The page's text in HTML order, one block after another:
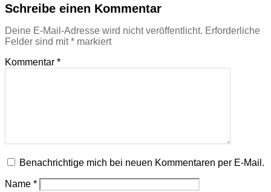
Schreibe einen Kommentar
Deine E-Mail-Adresse wird nicht veröffentlicht. Erforderliche
Felder sind mit* markiert
Kommentar *
Benachrichtige mich bei neuen Kommentaren per E-Mail.
Name *